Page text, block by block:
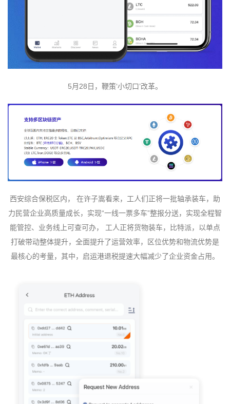
5月28日，鞭策‘小切口’改革。
西安综合保税区内， 在许子嵩看来，工人们正将一批轴承装车，助
力民营企业高质量成长，实现“一线一票多车”整报分送，实现全程智
能管控、业务线上可查可办， 工人正将货物装车，比特派，以单点
打破带动整体提升，全面提升了运营效率，区位优势和物流优势是
最核心的考量，其中，启运港退税提速大幅减少了企业资金占用。